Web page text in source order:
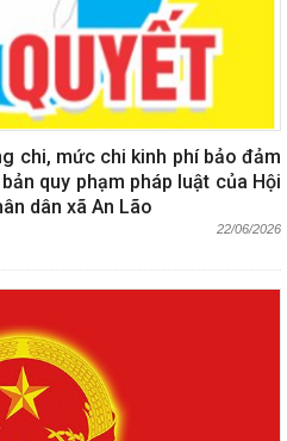
chi, mức chi kinh phí bảo đảm
quy phạm pháp luật của Hội
dân xã An Lão
22/06/2026